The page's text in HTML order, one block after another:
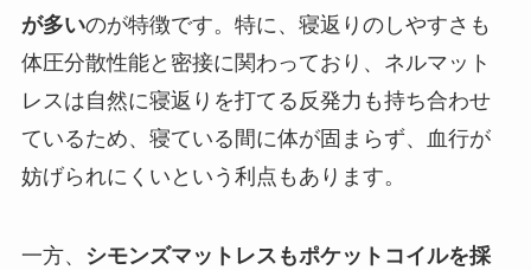
が多いのが特徴です。特に、寝返りのしやすさも
体圧分散性能と密接に関わっており、ネルマット
レスは自然に寝返りを打てる反発力も持ち合わせ
ているため、寝ている間に体が固まらず、血行が
妨げられにくいという利点もあります。
一方、
シモンズマットレスもポケットコイルを採